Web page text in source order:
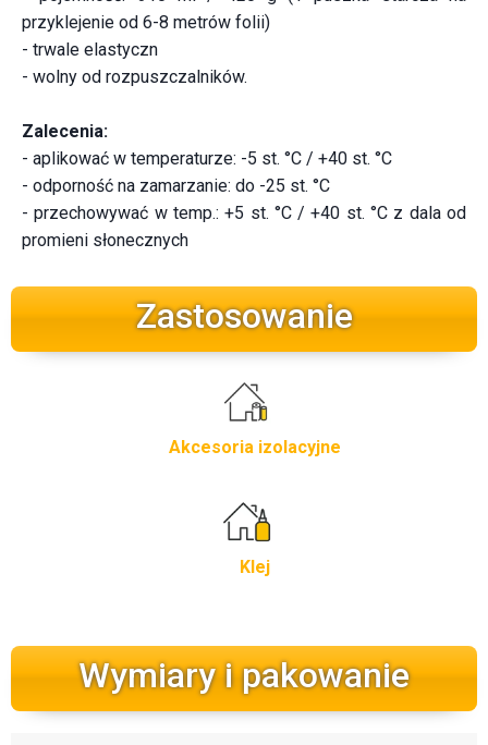
przyklejenie od 6-8 metrów folii)
- trwale elastyczn
- wolny od rozpuszczalników.
Zalecenia:
- aplikować w temperaturze: -5 st. °C / +40 st. °C
- odporność na zamarzanie: do -25 st. °C
- przechowywać w temp.: +5 st. °C / +40 st. °C z dala od
promieni słonecznych
Zastosowanie
Akcesoria izolacyjne
Klej
Wymiary i pakowanie